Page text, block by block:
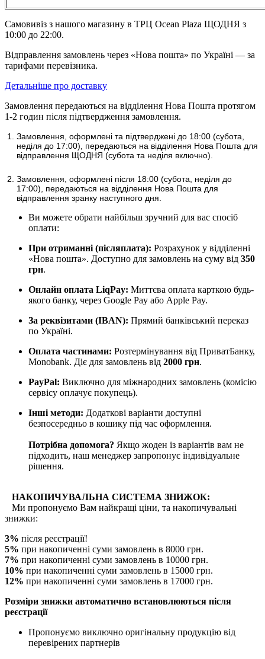
Самовивіз з нашого магазину в ТРЦ Ocean Plaza ЩОДНЯ з
10:00 до 22:00.
Відправлення замовлень через «Нова пошта» по Україні — за
тарифами перевізника.
Детальніше про доставку
Замовлення передаються на відділення Нова Пошта протягом
1-2 годин після підтвердження замовлення.
Замовлення, оформлені та підтверджені до 18:00 (субота,
неділя до 17:00) , передаються на відділення Нова Пошта для
відправлення ЩОДНЯ (субота та неділя включно).
Замовлення, оформлені після 18:00 (субота, неділя до
17:00), передаються на відділення Нова Пошта для
відправлення зранку наступного дня.
Ви можете обрати найбільш зручний для вас спосіб
оплати:
При отриманні (післяплата): Розрахунок у відділенні
«Нова пошта». Доступно для замовлень на суму від 350
грн.
Онлайн оплата LiqPay: Миттєва оплата карткою будь-
якого банку, через Google Pay або Apple Pay.
За реквізитами (IBAN): Прямий банківський переказ
по Україні.
Оплата частинами: Розтермінування від ПриватБанку,
Monobank. Діє для замовлень від 2000 грн.
PayPal: Виключно для міжнародних замовлень (комісію
сервісу оплачує покупець).
Інші методи: Додаткові варіанти доступні
безпосередньо в кошику під час оформлення.
Потрібна допомога? Якщо жоден із варіантів вам не
підходить, наш менеджер запропонує індивідуальне
рішення.
НАКОПИЧУВАЛЬНА СИСТЕМА ЗНИЖОК:
Ми пропонуємо Вам найкращі ціни, та накопичувальні
знижки:
3% після реєстрації!
5% при накопиченні суми замовлень в 8000 грн.
7% при накопиченні суми замовлень в 10000 грн.
10% при накопиченні суми замовлень в 15000 грн.
12% при накопиченні суми замовлень в 17000 грн.
Розміри знижки автоматично встановлюються після
реєстрації
Пропонуємо виключно оригінальну продукцію від
перевірених партнерів